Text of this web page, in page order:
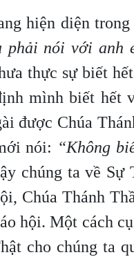
hiện diện
phải nói với anh
thực sự biết
mình biết hết
được Chúa
nói: “Không
chúng ta về
Chúa Thánh
hội. Một cách
cho chúng ta